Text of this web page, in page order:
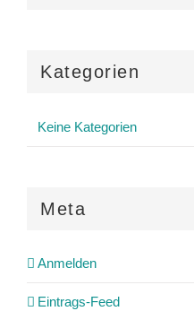
Kategorien
Keine Kategorien
Meta
Anmelden
Eintrags-Feed